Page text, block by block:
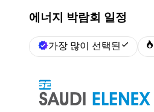
에너지 박람회 일정
가장 많이 선택된